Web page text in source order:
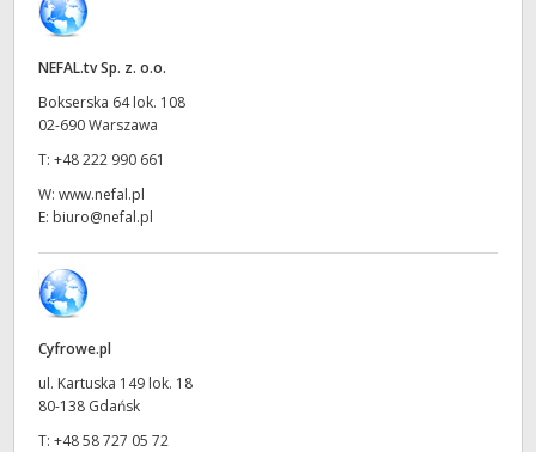
Turkey
Ukraine
United Kingdom
NEFAL.tv Sp. z. o.o.
Bokserska 64 lok. 108
02-690 Warszawa
T: +48 222 990 661
W: www.nefal.pl
E: biuro@nefal.pl
Cyfrowe.pl
ul. Kartuska 149 lok. 18
80-138 Gdańsk
T: +48 58 727 05 72